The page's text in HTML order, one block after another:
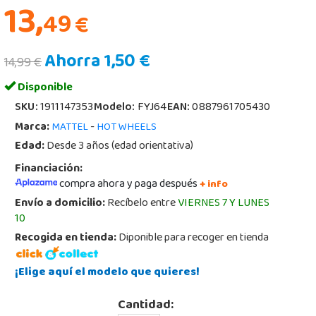
13,49€
14,99 €Ahorra 1,50 €
Disponible
SKU:1911147353Modelo:FYJ64EAN:0887961705430
Marca:MATTEL-HOT WHEELS
Edad:Desde 3 años (edad orientativa)
Financiación:
compra ahora y paga después+ info
Envío a domicilio:Recíbelo entreVIERNES 7 Y LUNES
10
Recogida en tienda:Diponible para recoger en tienda
¡Elige aquí el modelo que quieres!
Cantidad: